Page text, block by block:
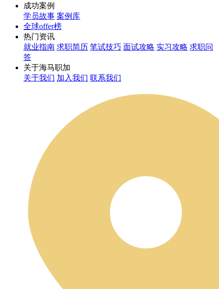
成功案例
学员故事 案例库
全球offer榜
热门资讯
就业指南 求职简历 笔试技巧 面试攻略 实习攻略 求职问
答
关于海马职加
关于我们 加入我们 联系我们